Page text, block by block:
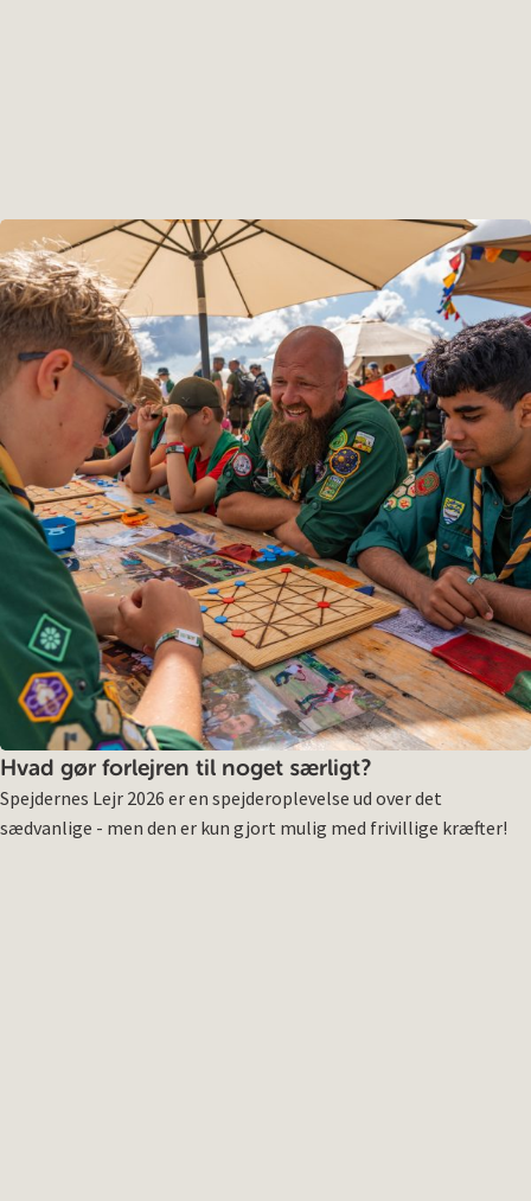
Hvad gør forlejren til noget særligt?
Spejdernes Lejr 2026 er en spejderoplevelse ud over det
sædvanlige - men den er kun gjort mulig med frivillige kræfter!